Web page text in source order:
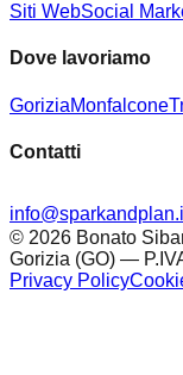
Siti WebSocial
Dove lavoriamo
GoriziaMonfalcone
Contatti
© 2026 Bonato
Gorizia (GO) —
Privacy Policy